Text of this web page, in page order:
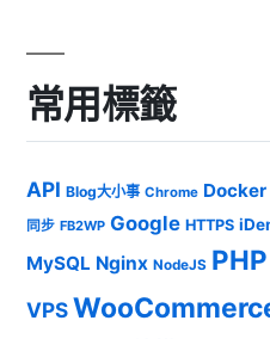
常用標籤
API Blog大小事 Chrome Docker
同步 FB2WP Google HTTPS
MySQL Nginx NodeJS PHP
VPS